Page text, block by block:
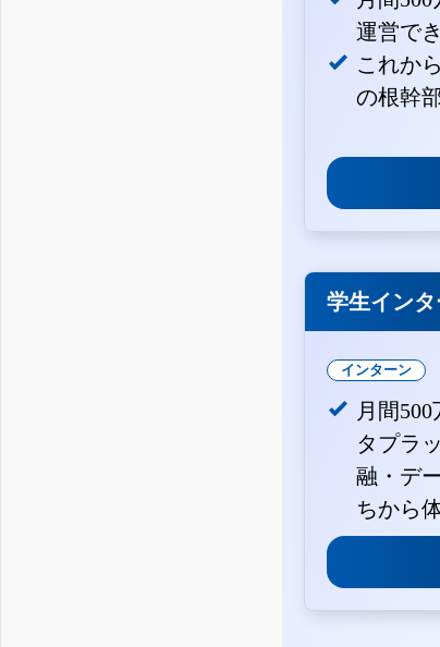
運営で
これか
の根幹
学生インタ
インターン
月間
タプラ
融・デ
ちから